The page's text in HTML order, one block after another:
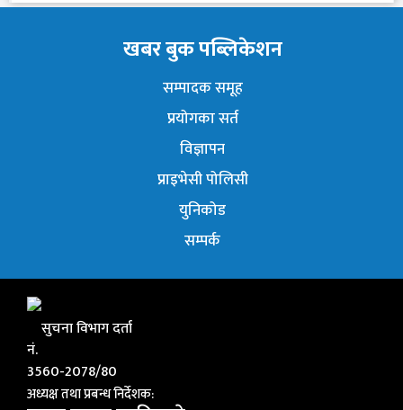
खबर बुक पब्लिकेशन
सम्पादक समूह
प्रयोगका सर्त
विज्ञापन
प्राइभेसी पोलिसी
युनिकोड
सम्पर्क
सुचना विभाग दर्ता
नं.
3560-2078/80
अध्यक्ष तथा प्रबन्ध निर्देशक: